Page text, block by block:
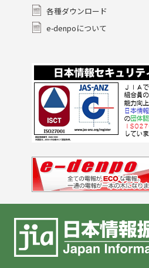
各種ダウンロード
e-denpoについて